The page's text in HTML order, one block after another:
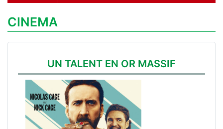
CINEMA
UN TALENT EN OR MASSIF